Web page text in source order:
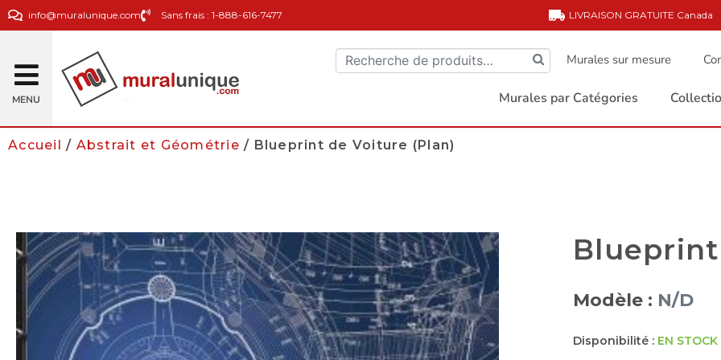
info@muralunique.com Sans frais : 1-888-616-7477 LIVRAISON GRATUITE Canada
MENU
Murales sur mesure
Murales par Catégories
Accueil / Abstrait et Géométrie / Blueprint de Voiture (Plan)
Modèle : N/D
Disponibilité : EN STOCK